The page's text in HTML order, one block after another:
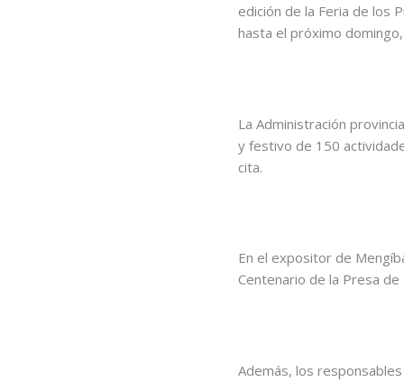
edición de la Feria de los
hasta el próximo
La Administración
y festivo de 150
cita.
En el expositor de
Centenario de la Presa
Además, los